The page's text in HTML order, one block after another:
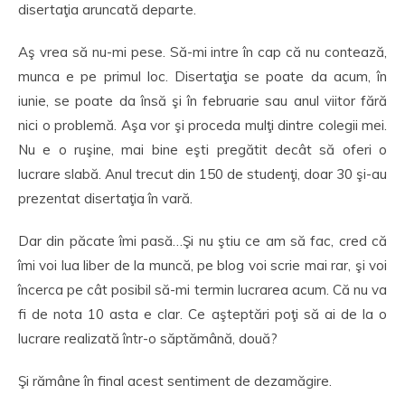
disertaţia aruncată departe.
Aş vrea să nu-mi pese. Să-mi intre în cap că nu contează,
munca e pe primul loc. Disertaţia se poate da acum, în
iunie, se poate da însă şi în februarie sau anul viitor fără
nici o problemă. Aşa vor şi proceda mulţi dintre colegii mei.
Nu e o ruşine, mai bine eşti pregătit decât să oferi o
lucrare slabă. Anul trecut din 150 de studenţi, doar 30 şi-au
prezentat disertaţia în vară.
Dar din păcate îmi pasă…Şi nu ştiu ce am să fac, cred că
îmi voi lua liber de la muncă, pe blog voi scrie mai rar, şi voi
încerca pe cât posibil să-mi termin lucrarea acum. Că nu va
fi de nota 10 asta e clar. Ce aşteptări poţi să ai de la o
lucrare realizată într-o săptămână, două?
Şi rămâne în final acest sentiment de dezamăgire.